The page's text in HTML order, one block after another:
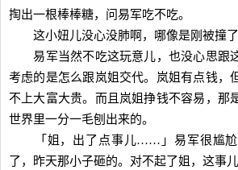
掏出一根棒棒糖，问易军吃不吃。
这小妞儿没心没肺啊，哪像是刚被撞了
易军当然不吃这玩意儿，也没心思跟
考虑的是怎么跟岚姐交代。岚姐有点钱，
不上大富大贵。而且岚姐挣钱不容易，那
世界里一分一毛刨出来的。
「姐，出了点事儿……」易军很尴尬
了，昨天那小子砸的。对不起了姐，这事